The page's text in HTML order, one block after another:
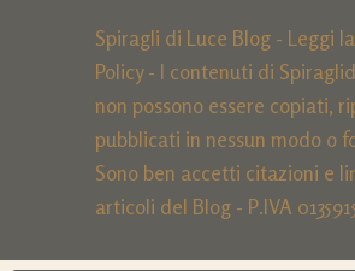
Spiragli di Luce Blog - Leggi la
Policy- I contenuti di
non possono essere copiati,
pubblicati in nessun modo o
Sono ben accetti citazioni e
articoli del Blog - P.IVA